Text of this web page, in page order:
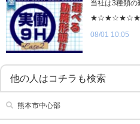
08/01 10:05
他の人はコチラも検索
熊本市中心部